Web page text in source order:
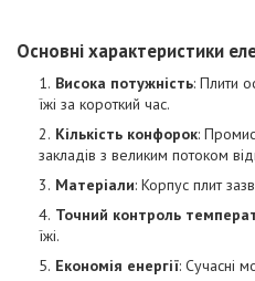
Основні характеристики
Висока потужність: Плити
їжі за короткий час.
Кількість конфорок:
закладів з великим потоком
Матеріали: Корпус плит
Точний контроль
їжі.
Економія енергії: Сучасні